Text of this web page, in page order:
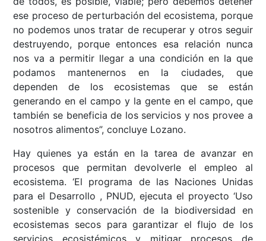
ese proceso de perturbación del ecosistema, porque
no podemos unos tratar de recuperar y otros seguir
destruyendo, porque entonces esa relación nunca
nos va a permitir llegar a una condición en la que
podamos mantenernos en la ciudades, que
dependen de los ecosistemas que se están
generando en el campo y la gente en el campo, que
también se beneficia de los servicios y nos provee a
nosotros alimentos”, concluye Lozano.
Hay quienes ya están en la tarea de avanzar en
procesos que permitan devolverle el empleo al
ecosistema. ‘El programa de las Naciones Unidas
para el Desarrollo , PNUD, ejecuta el proyecto ‘Uso
sostenible y conservación de la biodiversidad en
ecosistemas secos para garantizar el flujo de los